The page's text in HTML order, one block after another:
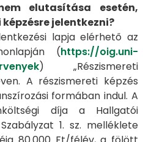
elutasítása esetén,
jelentkezni?
lapja elérhető az
(https://oig.uni-
) „Részismereti
A részismereti képzés
formában indul. A
díja a Hallgatói
1. sz. melléklete